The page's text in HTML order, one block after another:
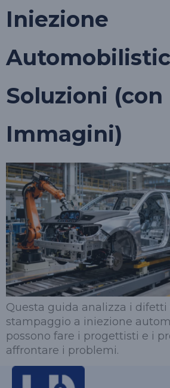
Iniezione
Soluzioni (con
Immagini)
Questa guida analizza i
stampaggio a iniezione
possono fare i progettisti e i
affrontare i problemi.